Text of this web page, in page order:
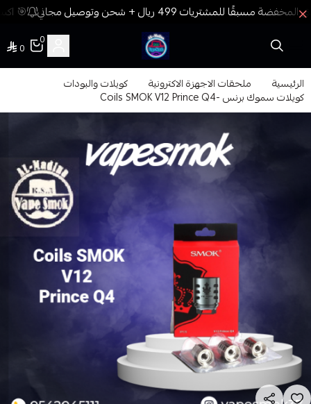
🎯
فيب المدينة
0
0
الرئيسية ملحقات الاجهزة الاكترونية كويلات والبودات
كويلات سموك برنس -Coils SMOK V12 Prince Q4